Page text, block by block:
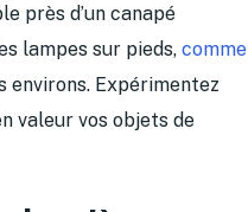
près d’un canapé
lampes sur pieds, comme
Expérimentez
valeur vos objets de